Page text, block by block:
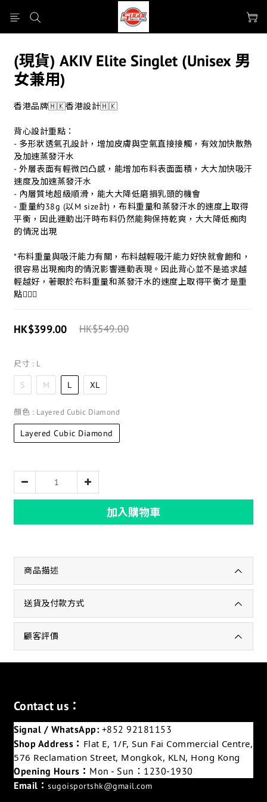
(現貨) AKIV Elite Singlet (Unisex 男
女兼用)
香港品牌🇭🇰香港設計🇭🇰
背心設計重點：
- 多形狀透氣孔設計，增加皮膚與空氣直接接觸，有效加快散熱
及加速蒸發汗水
- 外層表面有輕微凹凸感，能增加布料表面面積，大大加快吸汗
速度及加速蒸發汗水
- 內層質地超級順滑，能大大降低磨損乳頭的機會
- 重量約38g (以M size計)，布料重量和蒸發汗水的速度上取得
平衡，因此運動出汗時布料仍然能夠保持乾爽，大大降低痴肉
的情況出現
*布料重量與吸汗能力有關，布料越輕吸汗能力好快就會飽和，
很容易出現痴肉的情況影響運動表現。因此背心並不是追求越
輕越好，著眼於布料重量和蒸發汗水的速度上取得平衡才是重
點💁🏻‍♂
HK$399.00 HK$549.00
尺寸 : L
S M L XL
顏色 : Layered Cubic Diamond
Layered Cubic Diamond
加入購物車
商品描述
送貨及付款方式
顧客評價
Contact us：
Signal / WhatsApp: +852 92181153
Shop Address： Flat E, 1/F, Sun Fai Commercial Centre,
576 Reclamation Street, Mongkok, KLN, Hong Kong
Opening Hours： Mon - Sun：1230-1930
Email： sugoisportshk@gmail.com